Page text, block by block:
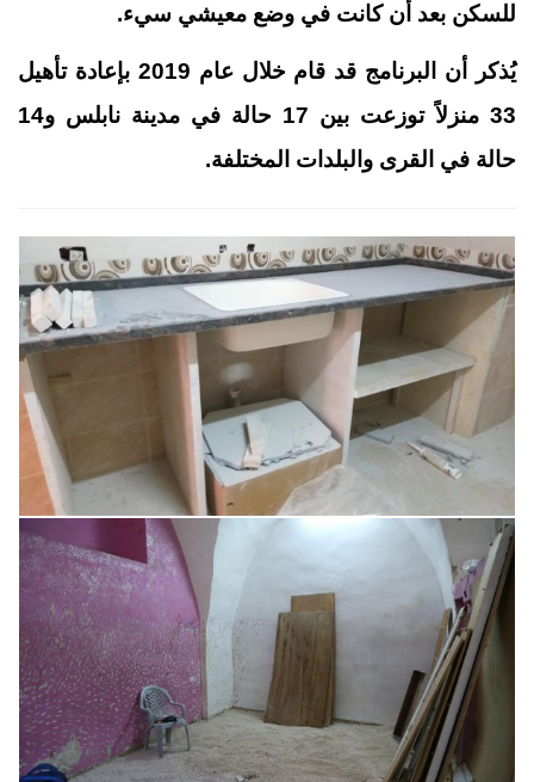
للسكن بعد أن كانت في وضع معيشي سيء.
يُذكر أن البرنامج قد قام خلال عام 2019 بإعادة تأهيل
33 منزلاً توزعت بين 17 حالة في مدينة نابلس و14
حالة في القرى والبلدات المختلفة.